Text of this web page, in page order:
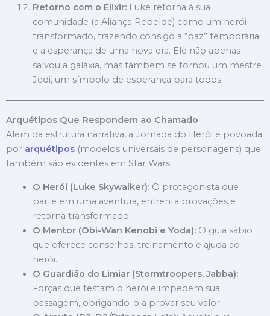
Retorno com o Elixir:Luke retorna à sua
comunidade (a Aliança Rebelde) como um herói
transformado, trazendo consigo a “paz” temporária
e a esperança de uma nova era. Ele não apenas
salvou a galáxia, mas também se tornou um mestre
Jedi, um símbolo de esperança para todos.
Arquétipos Que Respondem ao Chamado
Além da estrutura narrativa, a Jornada do Herói é povoada
por arquétipos (modelos universais de personagens) que
também são evidentes em Star Wars:
O Herói (Luke Skywalker):O protagonista que
parte em uma aventura, enfrenta provações e
retorna transformado.
O Mentor (Obi-Wan Kenobi e Yoda):O guia sábio
que oferece conselhos, treinamento e ajuda ao
herói.
O Guardião do Limiar (Stormtroopers, Jabba):
Forças que testam o herói e impedem sua
passagem, obrigando-o a provar seu valor.